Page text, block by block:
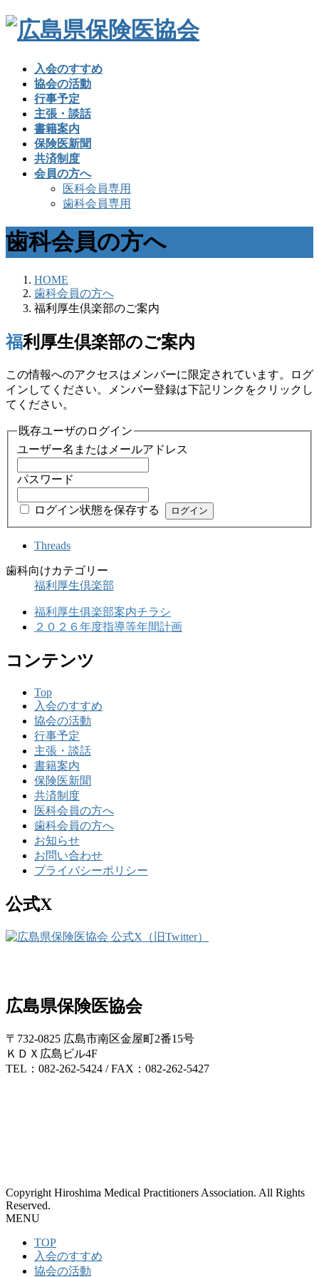
入会のすすめ
協会の活動
行事予定
主張・談話
書籍案内
保険医新聞
共済制度
会員の方へ
医科会員専用
歯科会員専用
歯科会員の方へ
HOME
歯科会員の方へ
福利厚生倶楽部のご案内
福利厚生倶楽部のご案内
この情報へのアクセスはメンバーに限定されています。ログ
インしてください。メンバー登録は下記リンクをクリックし
てください。
既存ユーザのログイン
ユーザー名またはメールアドレス
パスワード
ログイン状態を保存する
Threads
歯科向けカテゴリー
福利厚生倶楽部
福利厚生俱楽部案内チラシ
２０２６年度指導等年間計画
コンテンツ
Top
入会のすすめ
協会の活動
行事予定
主張・談話
書籍案内
保険医新聞
共済制度
医科会員の方へ
歯科会員の方へ
お知らせ
お問い合わせ
プライバシーポリシー
公式X
広島県保険医協会
〒732-0825 広島市南区金屋町2番15号
ＫＤＸ広島ビル4F
TEL：082-262-5424 / FAX：082-262-5427
Copyright Hiroshima Medical Practitioners Association. All Rights
Reserved.
MENU
TOP
入会のすすめ
協会の活動